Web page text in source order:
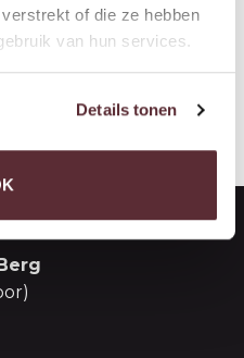
of die ze hebben
van hun services.
Details tonen